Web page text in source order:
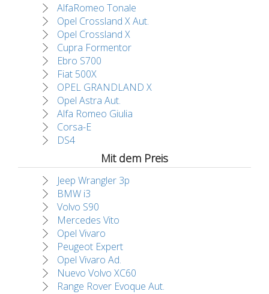
AlfaRomeo Tonale
Opel Crossland X Aut.
Opel Crossland X
Cupra Formentor
Ebro S700
Fiat 500X
OPEL GRANDLAND X
Opel Astra Aut.
Alfa Romeo Giulia
Corsa-E
DS4
Mit dem Preis
Jeep Wrangler 3p
BMW i3
Volvo S90
Mercedes Vito
Opel Vivaro
Peugeot Expert
Opel Vivaro Ad.
Nuevo Volvo XC60
Range Rover Evoque Aut.